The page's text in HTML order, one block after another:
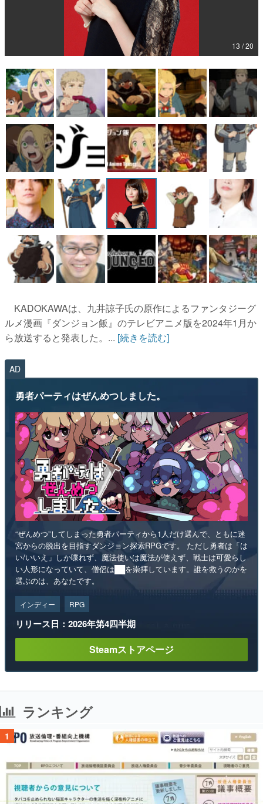
女性向け
アプリレビュー
その他
電ファミニコゲーマーとは？
運営：株式会社マレ
13 / 20
KADOKAWAは、九井諒子氏の原作によるファンタジーグ
ルメ漫画『ダンジョン飯』のテレビアニメ版を2024年1月か
ら放送すると発表した。... [続きを読む]
AD
勇者パーティはぜんめつしました。
“ぜんめつ”してしまった勇者パーティから1人だけ選んで、ともに迷
宮からの脱出を目指すダンジョン探索RPGです。 ただし勇者は「は
い/いいえ」しか喋れず、魔法使いは魔法が使えず、戦士は可愛らし
い人形になっていて、僧侶は██を崇拝しています。誰を救うのかを
選ぶのは、あなたです。
インディー RPG
リリース日：2026年第4四半期
Steamストアページ
ランキング
1